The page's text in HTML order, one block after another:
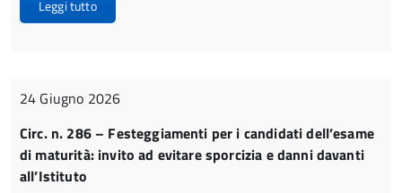
Leggi tutto
24 Giugno 2026
Circ. n. 286 – Festeggiamenti per i candidati dell’esame
di maturità: invito ad evitare sporcizia e danni davanti
all’Istituto